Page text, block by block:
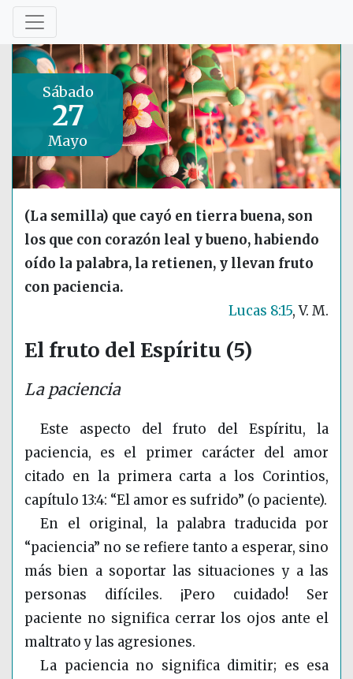
Sábado
27
Mayo
(La semilla) que cayó en tierra buena, son
los que con corazón leal y bueno, habiendo
oído la palabra, la retienen, y llevan fruto
con paciencia.
Lucas 8:15, V. M.
El fruto del Espíritu (5)
La paciencia
Este aspecto del fruto del Espíritu, la
paciencia, es el primer carácter del amor
citado en la primera carta a los Corintios,
capítulo 13:4: “El amor es sufrido” (o paciente).
En el original, la palabra traducida por
“paciencia” no se refiere tanto a esperar, sino
más bien a soportar las situaciones y a las
personas difíciles. ¡Pero cuidado! Ser
paciente no significa cerrar los ojos ante el
maltrato y las agresiones.
La paciencia no significa dimitir; es esa